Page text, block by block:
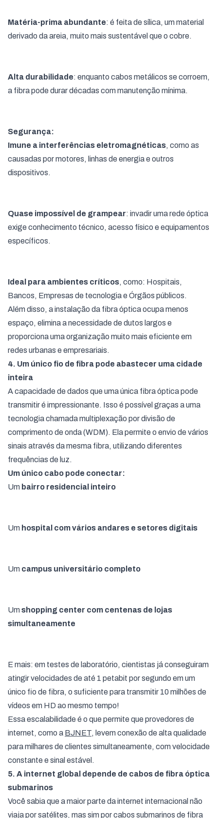
Matéria-prima abundante: é feita de sílica, um material
derivado da areia, muito mais sustentável que o cobre.
Alta durabilidade: enquanto cabos metálicos se corroem,
a fibra pode durar décadas com manutenção mínima.
Segurança:
Imune a interferências eletromagnéticas, como as
causadas por motores, linhas de energia e outros
dispositivos.
Quase impossível de grampear: invadir uma rede óptica
exige conhecimento técnico, acesso físico e equipamentos
específicos.
Ideal para ambientes críticos, como: Hospitais,
Bancos, Empresas de tecnologia e Órgãos públicos.
Além disso, a instalação da fibra óptica ocupa menos
espaço, elimina a necessidade de dutos largos e
proporciona uma organização muito mais eficiente em
redes urbanas e empresariais.
4. Um único fio de fibra pode abastecer uma cidade
inteira
A capacidade de dados que uma única fibra óptica pode
transmitir é impressionante. Isso é possível graças a uma
tecnologia chamada multiplexação por divisão de
comprimento de onda (WDM). Ela permite o envio de vários
sinais através da mesma fibra, utilizando diferentes
frequências de luz.
Um único cabo pode conectar:
Um bairro residencial inteiro
Um hospital com vários andares e setores digitais
Um campus universitário completo
Umshopping center com centenas de lojas
simultaneamente
E mais: em testes de laboratório, cientistas já conseguiram
atingir velocidades de até 1 petabit por segundo em um
único fio de fibra, o suficiente para transmitir 10 milhões de
vídeos em HD ao mesmo tempo!
Essa escalabilidade é o que permite que provedores de
internet, como a BJNET, levem conexão de alta qualidade
para milhares de clientes simultaneamente, com velocidade
constante e sinal estável.
5. A internet global depende de cabos de fibra óptica
submarinos
Você sabia que a maior parte da internet internacional não
viaja por satélites, mas sim por cabos submarinos de fibra